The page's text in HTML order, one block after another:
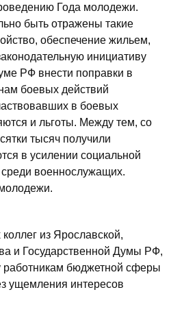
Года молодежи.
быть отражены такие
обеспечение жильем,
инициативу
РФ внести поправки в
боевых действий
в боевых
и льготы. Между тем, со
тысяч получили
в усилении социальной
военнослужащих.
из Ярославской,
и Государственной Думы РФ,
работникам бюджетной сферы
ущемления интересов